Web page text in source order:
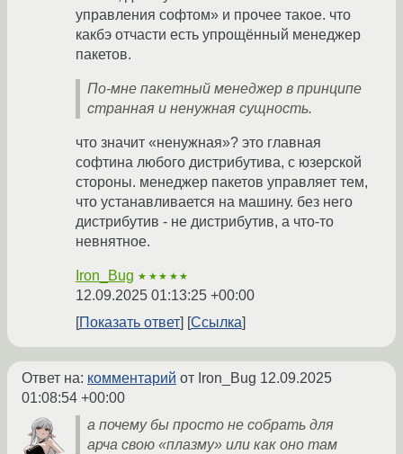
управления софтом» и прочее такое. что
какбэ отчасти есть упрощённый менеджер
пакетов.
По-мне пакетный менеджер в принципе
странная и ненужная сущность.
что значит «ненужная»? это главная
софтина любого дистрибутива, с юзерской
стороны. менеджер пакетов управляет тем,
что устанавливается на машину. без него
дистрибутив - не дистрибутив, а что-то
невнятное.
Iron_Bug ★★★★★
12.09.2025 01:13:25 +00:00
Показать ответ
Ссылка
Ответ на: комментарий от Iron_Bug 12.09.2025
01:08:54 +00:00
а почему бы просто не собрать для
арча свою «плазму» или как оно там